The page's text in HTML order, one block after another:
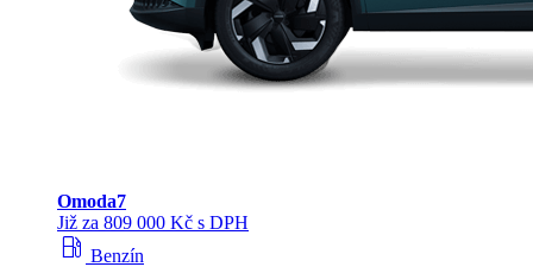
Omoda7
Již za 809 000 Kč s DPH
local_gas_station Benzín